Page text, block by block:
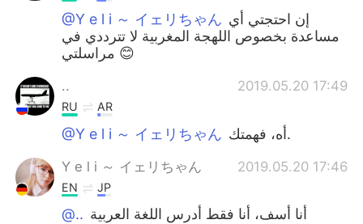
Português
@Y e l i ～ イェリちゃん
مساعدة بخصوص اللهجة المغربية لا تترددي في
مراسلتي 😊
.. 2019.05.20 17:49
RU AR
@Y e l i ～ イェリちゃん أه، فهمتك.
Y e l i ～ イェリちゃん 2019.05.20 17:46
EN JP
@..